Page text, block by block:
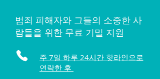
범죄 피해자와 그들의 소중한 사
람들을 위한 무료 기밀 지원
주 7일 하루 24시간 핫라인으로
연락한 후